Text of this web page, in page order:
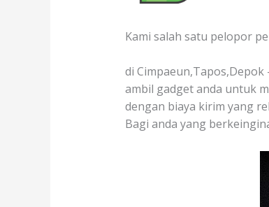
Kami salah satu pelopor
di Cimpaeun,Tapos,Depok
ambil gadget anda untuk
dengan biaya kirim yang
Bagi anda yang